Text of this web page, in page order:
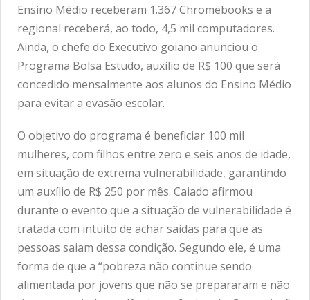
Ensino Médio receberam 1.367 Chromebooks e a
regional receberá, ao todo, 4,5 mil computadores.
Ainda, o chefe do Executivo goiano anunciou o
Programa Bolsa Estudo, auxílio de R$ 100 que será
concedido mensalmente aos alunos do Ensino Médio
para evitar a evasão escolar.
O objetivo do programa é beneficiar 100 mil
mulheres, com filhos entre zero e seis anos de idade,
em situação de extrema vulnerabilidade, garantindo
um auxílio de R$ 250 por mês. Caiado afirmou
durante o evento que a situação de vulnerabilidade é
tratada com intuito de achar saídas para que as
pessoas saiam dessa condição. Segundo ele, é uma
forma de que a “pobreza não continue sendo
alimentada por jovens que não se prepararam e não